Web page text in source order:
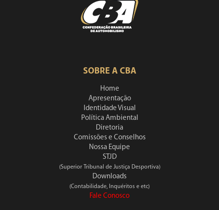
SOBRE A CBA
Home
Apresentação
Identidade Visual
Política Ambiental
Diretoria
Comissões e Conselhos
Nossa Equipe
STJD
(Superior Tribunal de Justiça Desportiva)
Downloads
(Contabilidade, Inquéritos e etc)
Fale Conosco